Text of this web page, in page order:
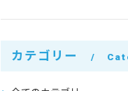
カテゴリー